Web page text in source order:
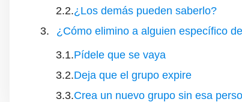
¿Los demás pueden saberlo?
¿Cómo elimino a alguien específico
Pídele que se vaya
Deja que el grupo expire
Crea un nuevo grupo sin esa